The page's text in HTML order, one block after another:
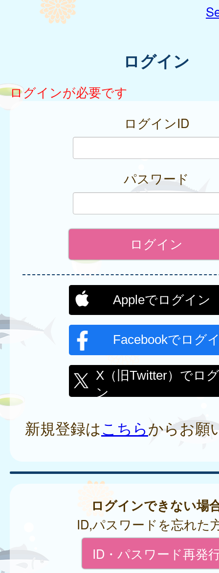
ログイン
ログインが必要です
ログインID
パスワード
Appleでログイン
Facebookでログ
X（旧Twitter）でロ
ン
新規登録はこちらからお願
ログインできない場
ID,パスワードを忘れた
ID・パスワード再発